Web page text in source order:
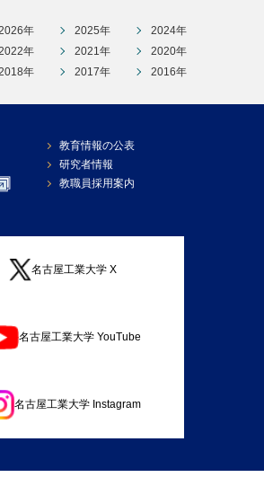
年 2025年
2024年
年 2021年
2020年
年 2017年 2016年
教育情報の公表
研究者情報
教職員採用案内
名古屋工業大学 X
名古屋工業大学 YouTube
名古屋工業大学 Instagram